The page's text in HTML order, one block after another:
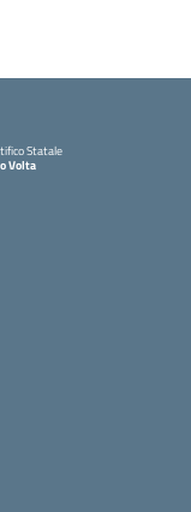
Statale
Volta
iniziale della scuola